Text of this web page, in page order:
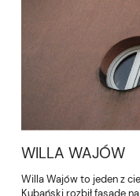
WILLA WAJÓW
Willa Wajów to jeden z
Kubański rozbił fasadę